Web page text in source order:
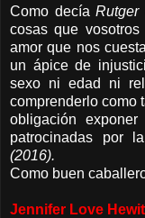
Como decíaRutger
cosas que
amor que nos
un ápice de
sexo ni edad ni
comprenderlo como
obligación
patrocinadas por
(2016).
Como buen
Jennifer Love